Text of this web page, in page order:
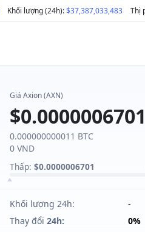
Khối lượng (24h):$37,387,033,483 Thị
Giá Axion (AXN)
$0.0000006701
0.000000000011 BTC
0 VND
Thấp: $0.0000006701
Khối lượng 24h: -
Thay đổi 24h: 0%